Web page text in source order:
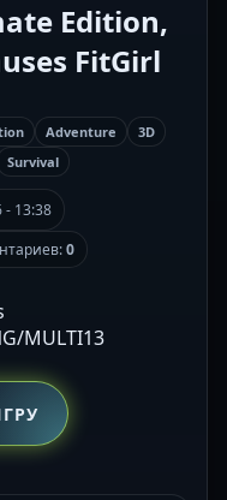
Edition,
FitGirl
Adventure
3D
Survival
- 13:38
0
MULTI13